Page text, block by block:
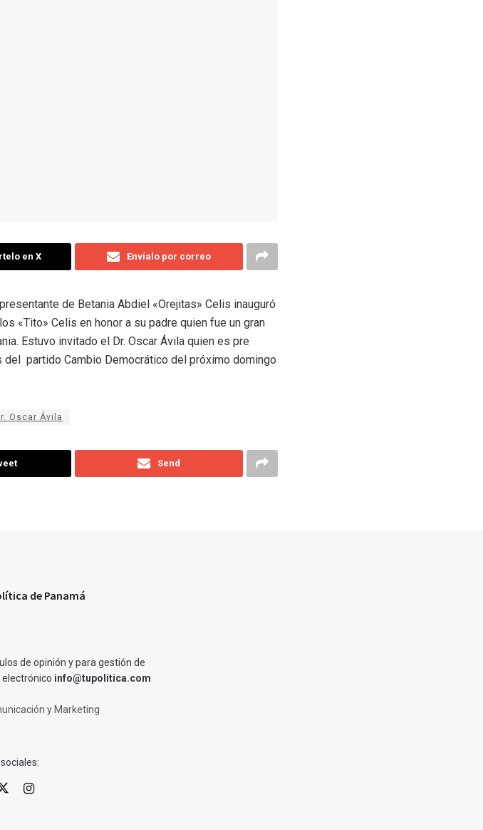
en X Envíalo por correo
de Betania Abdiel «Orejitas» Celis inauguró
«Tito» Celis en honor a su padre quien fue un gran
Estuvo invitado el Dr. Oscar Ávila quien es pre
partido Cambio Democrático del próximo domingo
Oscar Ávila
Send
de Panamá
de opinión y para gestión de
info@tupolitica.com
y Marketing